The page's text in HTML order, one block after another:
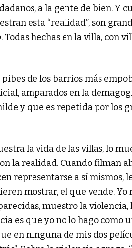
a la gente de bien. Y
esta “realidad”, son
. Todas hechas en la villa, con
de los barrios más
amparados en la
y que es repetida por los
la vida de las villas, lo
la realidad. Cuando filman
representarse a sí mismos,
mostrar, el que vende. Yo
muestro la
es que yo no lo hago como
en ninguna de mis dos